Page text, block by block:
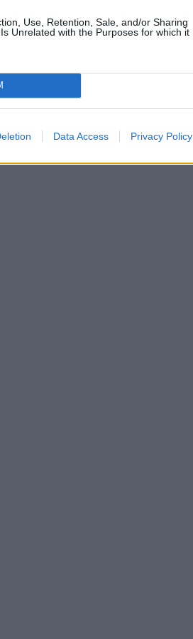
Use, Retention, Sale, and/or Sharing
Unrelated with the Purposes for which it
Data Access Privacy Policy
29% por la Diputación y el
se realizarán el movimiento
la obra de paso del arroyo al
tareas se alargarán hasta el
balizamiento y defensas